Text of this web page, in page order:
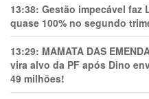
13:38: Gestão impecável faz
quase 100% no segundo
13:29: MAMATA DAS
vira alvo da PF após Dino
49 milhões!